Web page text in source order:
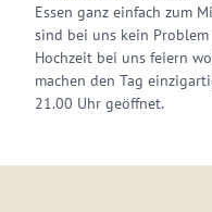
Essen ganz einfach zum
sind bei uns kein Problem
Hochzeit bei uns feiern
machen den Tag
21.00 Uhr geöffnet.